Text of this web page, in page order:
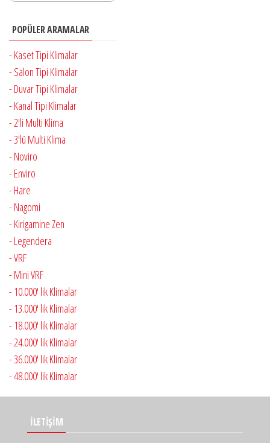
POPÜLER ARAMALAR
- Kaset Tipi Klimalar
- Salon Tipi Klimalar
- Duvar Tipi Klimalar
- Kanal Tipi Klimalar
- 2'li Multi Klima
- 3'lü Multi Klima
- Noviro
- Enviro
- Hare
- Nagomi
- Kirigamine Zen
- Legendera
- VRF
- Mini VRF
- 10.000' lik Klimalar
- 13.000' lik Klimalar
- 18.000' lik Klimalar
- 24.000' lik Klimalar
- 36.000' lik Klimalar
- 48.000' lik Klimalar
İLETİŞİM